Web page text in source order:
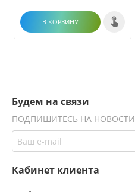
В КОРЗИНУ
Будем на связи
ПОДПИШИТЕСЬ НА НОВОСТИ
Кабинет клиента